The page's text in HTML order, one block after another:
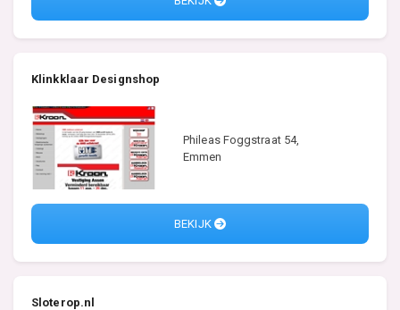
Klinkklaar Designshop
Phileas Foggstraat 54,
Emmen
BEKIJK
Sloterop.nl